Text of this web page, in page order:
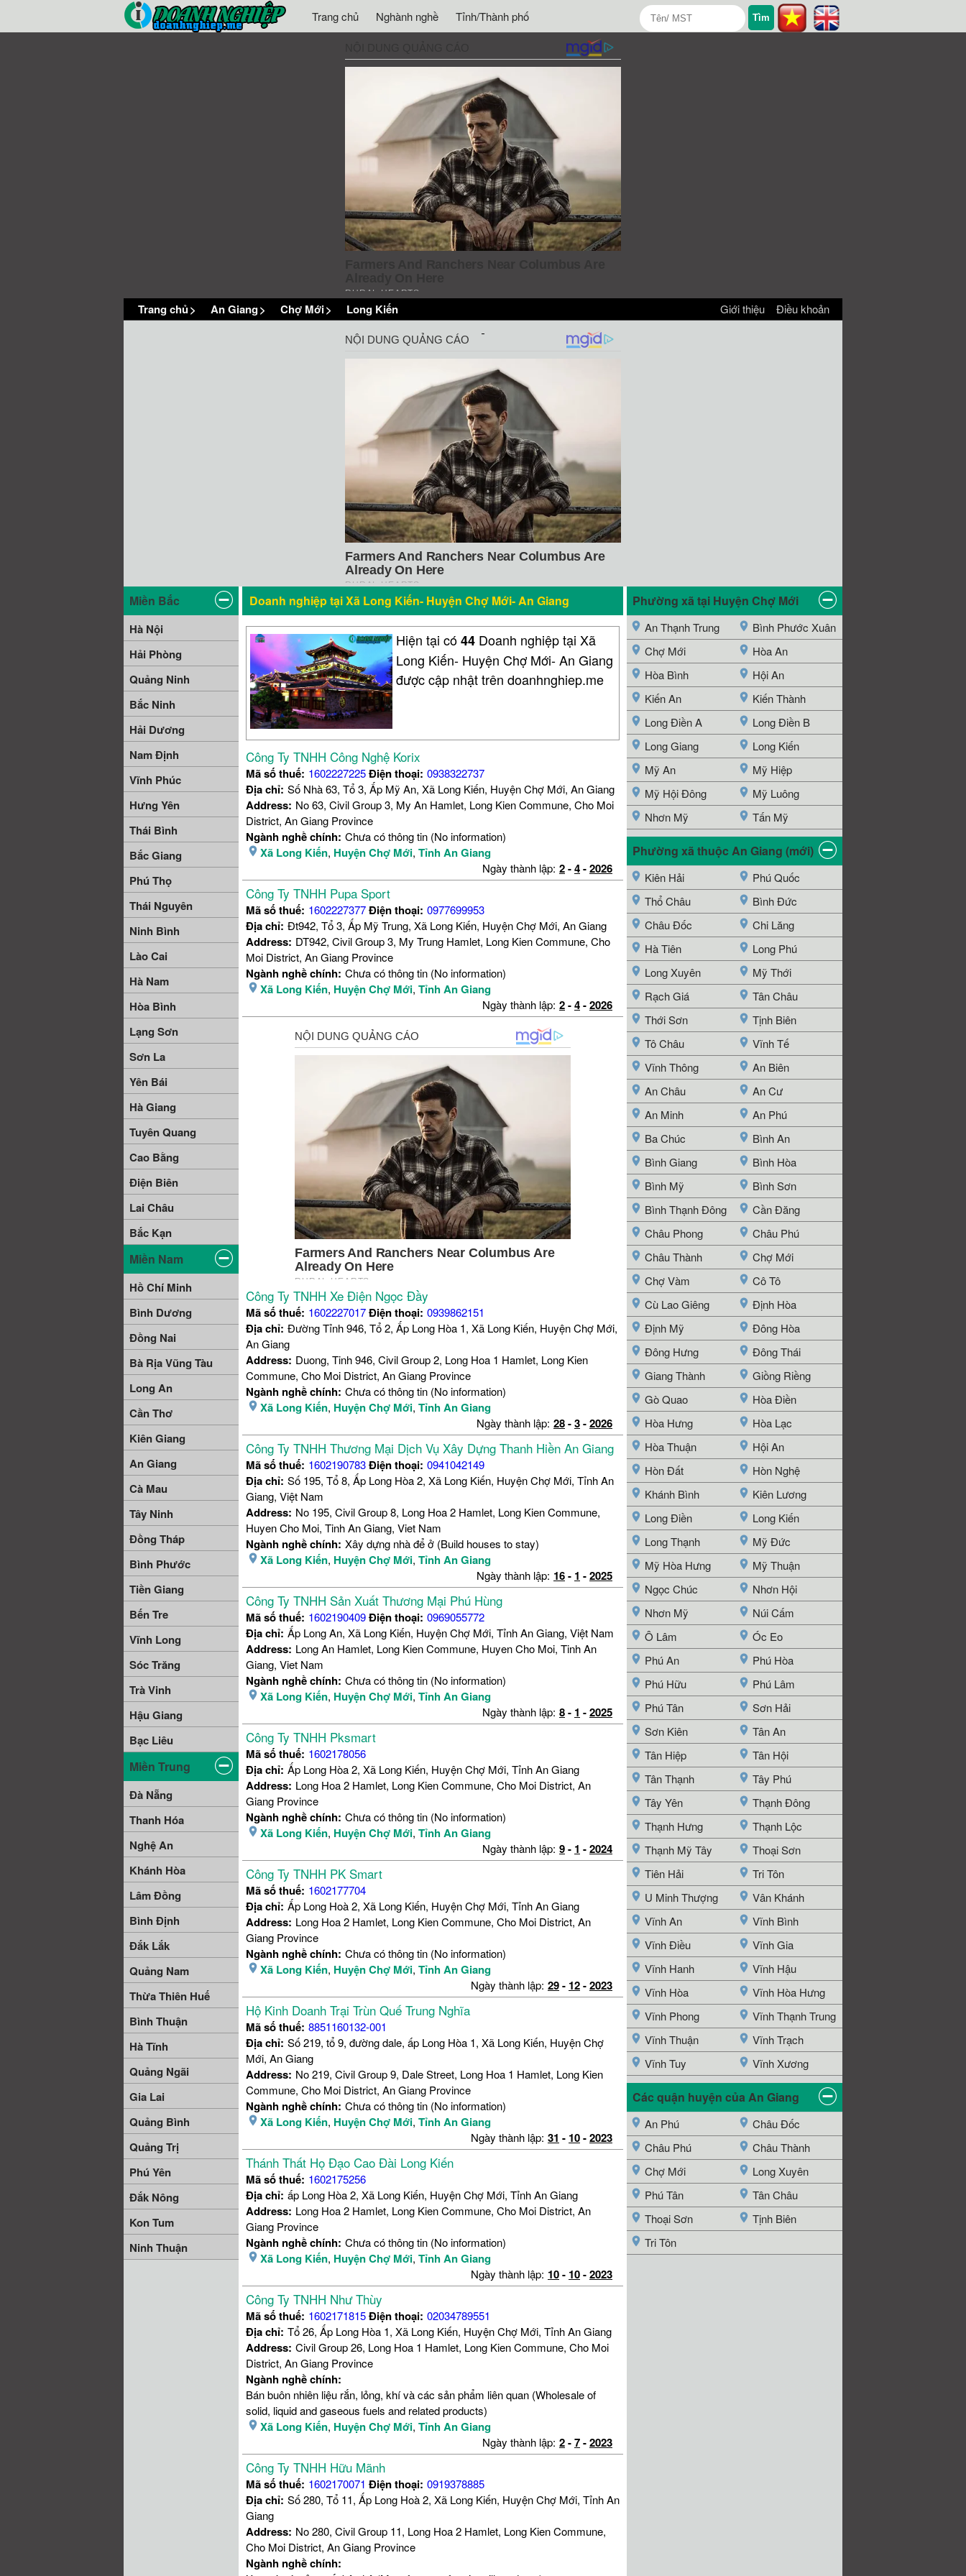
Trang chủ Nghành nghề Tỉnh/Thành phố
Trang chủ> An Giang> Chợ Mới> Long Kiến Giới thiệu Điều khoản
Miền Bắc
Hà Nội
Hải Phòng
Quảng Ninh
Bắc Ninh
Hải Dương
Nam Định
Vĩnh Phúc
Hưng Yên
Thái Bình
Bắc Giang
Phú Thọ
Thái Nguyên
Ninh Bình
Lào Cai
Hà Nam
Hòa Bình
Lạng Sơn
Sơn La
Yên Bái
Hà Giang
Tuyên Quang
Cao Bằng
Điện Biên
Lai Châu
Bắc Kạn
Miền Nam
Hồ Chí Minh
Bình Dương
Đồng Nai
Bà Rịa Vũng Tàu
Long An
Cần Thơ
Kiên Giang
An Giang
Cà Mau
Tây Ninh
Đồng Tháp
Bình Phước
Tiền Giang
Bến Tre
Vĩnh Long
Sóc Trăng
Trà Vinh
Hậu Giang
Bạc Liêu
Miền Trung
Đà Nẵng
Thanh Hóa
Nghệ An
Khánh Hòa
Lâm Đồng
Bình Định
Đắk Lắk
Quảng Nam
Thừa Thiên Huế
Bình Thuận
Hà Tĩnh
Quảng Ngãi
Gia Lai
Quảng Bình
Quảng Trị
Phú Yên
Đắk Nông
Kon Tum
Ninh Thuận
Doanh nghiệp tại Xã Long Kiến- Huyện Chợ Mới- An Giang
Hiện tại có44 Doanh nghiệp tại Xã
Long Kiến- Huyện Chợ Mới- An Giang
được cập nhật trên doanhnghiep.me
Công Ty TNHH Công Nghệ Korix
Mã số thuế: 1602227225Điện thoại: 0938322737
Địa chỉ: Số Nhà 63, Tổ 3, Ấp Mỹ An, Xã Long Kiến, Huyện Chợ Mới, An Giang
Address: No 63, Civil Group 3, My An Hamlet, Long Kien Commune, Cho Moi
District, An Giang Province
Ngành nghề chính: Chưa có thông tin (No information)
Xã Long Kiến, Huyện Chợ Mới, Tỉnh An Giang
Ngày thành lập: 2-4-2026
Công Ty TNHH Pupa Sport
Mã số thuế: 1602227377Điện thoại: 0977699953
Địa chỉ: Đt942, Tổ 3, Ấp Mỹ Trung, Xã Long Kiến, Huyện Chợ Mới, An Giang
Address: DT942, Civil Group 3, My Trung Hamlet, Long Kien Commune, Cho
Moi District, An Giang Province
Ngành nghề chính: Chưa có thông tin (No information)
Xã Long Kiến, Huyện Chợ Mới, Tỉnh An Giang
Ngày thành lập: 2-4-2026
Công Ty TNHH Xe Điện Ngọc Đầy
Mã số thuế: 1602227017Điện thoại: 0939862151
Địa chỉ: Đường Tỉnh 946, Tổ 2, Ấp Long Hòa 1, Xã Long Kiến, Huyện Chợ Mới,
An Giang
Address: Duong, Tinh 946, Civil Group 2, Long Hoa 1 Hamlet, Long Kien
Commune, Cho Moi District, An Giang Province
Ngành nghề chính: Chưa có thông tin (No information)
Xã Long Kiến, Huyện Chợ Mới, Tỉnh An Giang
Ngày thành lập: 28-3-2026
Công Ty TNHH Thương Mại Dịch Vụ Xây Dựng Thanh Hiền An Giang
Mã số thuế: 1602190783Điện thoại: 0941042149
Địa chỉ: Số 195, Tổ 8, Ấp Long Hòa 2, Xã Long Kiến, Huyện Chợ Mới, Tỉnh An
Giang, Việt Nam
Address: No 195, Civil Group 8, Long Hoa 2 Hamlet, Long Kien Commune,
Huyen Cho Moi, Tinh An Giang, Viet Nam
Ngành nghề chính: Xây dựng nhà để ở (Build houses to stay)
Xã Long Kiến, Huyện Chợ Mới, Tỉnh An Giang
Ngày thành lập: 16- 1 -2025
Công Ty TNHH Sản Xuất Thương Mại Phú Hùng
Mã số thuế: 1602190409Điện thoại: 0969055772
Địa chỉ: Ấp Long An, Xã Long Kiến, Huyện Chợ Mới, Tỉnh An Giang, Việt Nam
Address: Long An Hamlet, Long Kien Commune, Huyen Cho Moi, Tinh An
Giang, Viet Nam
Ngành nghề chính: Chưa có thông tin (No information)
Xã Long Kiến, Huyện Chợ Mới, Tỉnh An Giang
Ngày thành lập: 8- 1 -2025
Công Ty TNHH Pksmart
Mã số thuế: 1602178056
Địa chỉ: Ấp Long Hòa 2, Xã Long Kiến, Huyện Chợ Mới, Tỉnh An Giang
Address: Long Hoa 2 Hamlet, Long Kien Commune, Cho Moi District, An
Giang Province
Ngành nghề chính: Chưa có thông tin (No information)
Xã Long Kiến, Huyện Chợ Mới, Tỉnh An Giang
Ngày thành lập: 9- 1 -2024
Công Ty TNHH PK Smart
Mã số thuế: 1602177704
Địa chỉ: Ấp Long Hoà 2, Xã Long Kiến, Huyện Chợ Mới, Tỉnh An Giang
Address: Long Hoa 2 Hamlet, Long Kien Commune, Cho Moi District, An
Giang Province
Ngành nghề chính: Chưa có thông tin (No information)
Xã Long Kiến, Huyện Chợ Mới, Tỉnh An Giang
Ngày thành lập: 29- 12-2023
Hộ Kinh Doanh Trại Trùn Quế Trung Nghĩa
Mã số thuế: 8851160132-001
Địa chỉ: Số 219, tổ 9, đường dale, ấp Long Hòa 1, Xã Long Kiến, Huyện Chợ
Mới, An Giang
Address: No 219, Civil Group 9, Dale Street, Long Hoa 1 Hamlet, Long Kien
Commune, Cho Moi District, An Giang Province
Ngành nghề chính: Chưa có thông tin (No information)
Xã Long Kiến, Huyện Chợ Mới, Tỉnh An Giang
Ngày thành lập: 31 - 10-2023
Thánh Thất Họ Đạo Cao Đài Long Kiến
Mã số thuế: 1602175256
Địa chỉ: ấp Long Hòa 2, Xã Long Kiến, Huyện Chợ Mới, Tỉnh An Giang
Address: Long Hoa 2 Hamlet, Long Kien Commune, Cho Moi District, An
Giang Province
Ngành nghề chính: Chưa có thông tin (No information)
Xã Long Kiến, Huyện Chợ Mới, Tỉnh An Giang
Ngày thành lập: 10- 10-2023
Công Ty TNHH Như Thùy
Mã số thuế: 1602171815Điện thoại: 02034789551
Địa chỉ: Tổ 26, Ấp Long Hòa 1, Xã Long Kiến, Huyện Chợ Mới, Tỉnh An Giang
Address: Civil Group 26, Long Hoa 1 Hamlet, Long Kien Commune, Cho Moi
District, An Giang Province
Ngành nghề chính:
Bán buôn nhiên liệu rắn, lỏng, khí và các sản phẩm liên quan (Wholesale of
solid, liquid and gaseous fuels and related products)
Xã Long Kiến, Huyện Chợ Mới, Tỉnh An Giang
Ngày thành lập: 2-7-2023
Công Ty TNHH Hữu Mãnh
Mã số thuế: 1602170071 Điện thoại: 0919378885
Địa chỉ: Số 280, Tổ 11, Ấp Long Hoà 2, Xã Long Kiến, Huyện Chợ Mới, Tỉnh An
Giang
Address: No 280, Civil Group 11, Long Hoa 2 Hamlet, Long Kien Commune,
Cho Moi District, An Giang Province
Ngành nghề chính:
Phường xã tại Huyện Chợ Mới
An Thạnh Trung
Bình Phước Xuân
Chợ Mới
Hòa An
Hòa Bình
Hội An
Kiến An
Kiến Thành
Long Điền A
Long Điền B
Long Giang
Long Kiến
Mỹ An
Mỹ Hiệp
Mỹ Hội Đông
Mỹ Luông
Nhơn Mỹ
Tấn Mỹ
Phường xã thuộc An Giang (mới)
Kiên Hải
Phú Quốc
Thổ Châu
Bình Đức
Châu Đốc
Chi Lăng
Hà Tiên
Long Phú
Long Xuyên
Mỹ Thới
Rạch Giá
Tân Châu
Thới Sơn
Tịnh Biên
Tô Châu
Vĩnh Tế
Vĩnh Thông
An Biên
An Châu
An Cư
An Minh
An Phú
Ba Chúc
Bình An
Bình Giang
Bình Hòa
Bình Mỹ
Bình Sơn
Bình Thạnh Đông
Cần Đăng
Châu Phong
Châu Phú
Châu Thành
Chợ Mới
Chợ Vàm
Cô Tô
Cù Lao Giêng
Định Hòa
Định Mỹ
Đông Hòa
Đông Hưng
Đông Thái
Giang Thành
Giồng Riềng
Gò Quao
Hòa Điền
Hòa Hưng
Hòa Lạc
Hòa Thuận
Hội An
Hòn Đất
Hòn Nghệ
Khánh Bình
Kiên Lương
Long Điền
Long Kiến
Long Thạnh
Mỹ Đức
Mỹ Hòa Hưng
Mỹ Thuận
Ngọc Chúc
Nhơn Hội
Nhơn Mỹ
Núi Cấm
Ô Lâm
Óc Eo
Phú An
Phú Hòa
Phú Hữu
Phú Lâm
Phú Tân
Sơn Hải
Sơn Kiên
Tân An
Tân Hiệp
Tân Hội
Tân Thạnh
Tây Phú
Tây Yên
Thạnh Đông
Thạnh Hưng
Thạnh Lộc
Thạnh Mỹ Tây
Thoại Sơn
Tiên Hải
Tri Tôn
U Minh Thượng
Vân Khánh
Vĩnh An
Vĩnh Bình
Vĩnh Điều
Vĩnh Gia
Vĩnh Hanh
Vĩnh Hậu
Vĩnh Hòa
Vĩnh Hòa Hưng
Vĩnh Phong
Vĩnh Thạnh Trung
Vĩnh Thuận
Vĩnh Trạch
Vĩnh Tuy
Vĩnh Xương
Các quận huyện của An Giang
An Phú
Châu Đốc
Châu Phú
Châu Thành
Chợ Mới
Long Xuyên
Phú Tân
Tân Châu
Thoại Sơn
Tịnh Biên
Tri Tôn